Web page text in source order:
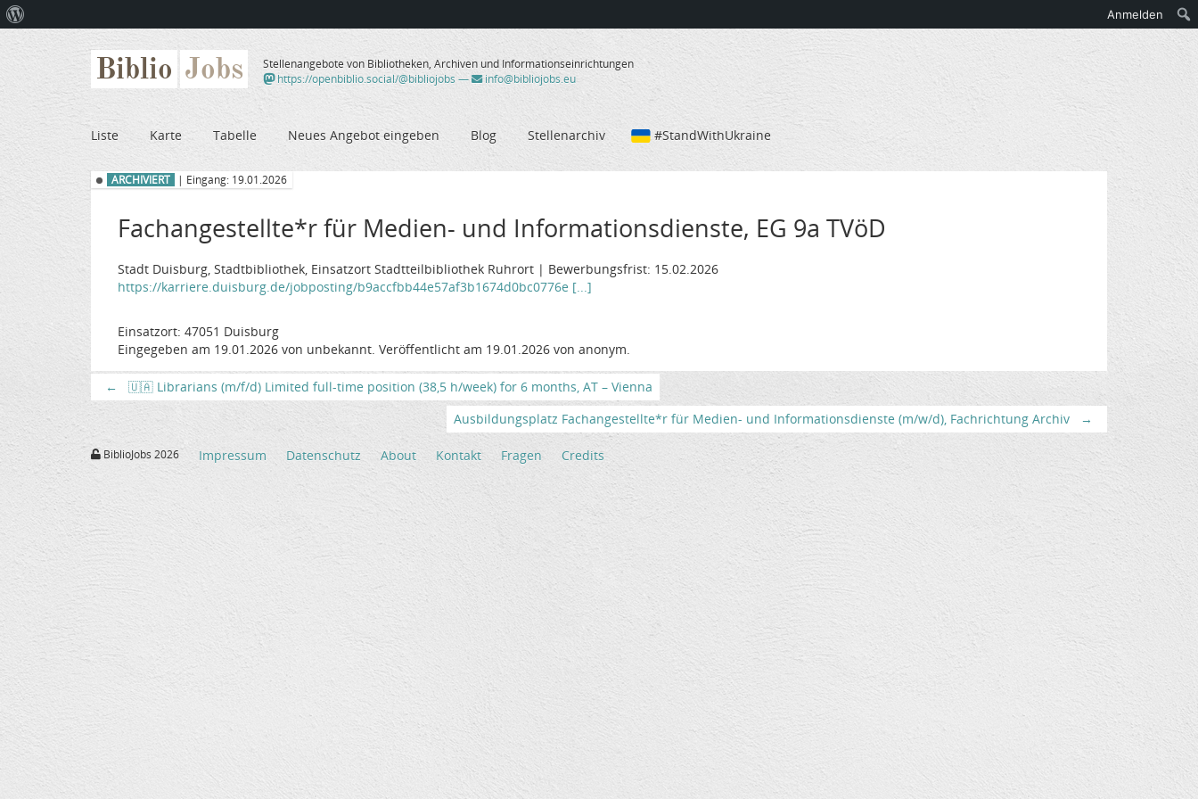
Biblio Jobs
Stellenangebote von Bibliotheken, Archiven und Informationseinrichtungen
https://openbiblio.social/@bibliojobs — info@bibliojobs.eu
Liste Karte Tabelle Neues Angebot eingeben Blog Stellenarchiv #StandWithUkraine
ARCHIVIERT | Eingang: 19.01.2026
Fachangestellte*r für Medien- und Informationsdienste, EG 9a TVöD
Stadt Duisburg, Stadtbibliothek, Einsatzort Stadtteilbibliothek Ruhrort | Bewerbungsfrist: 15.02.2026
https://karriere.duisburg.de/jobposting/b9accfbb44e57af3b1674d0bc0776e [...]
Einsatzort: 47051 Duisburg
Eingegeben am 19.01.2026 von unbekannt. Veröffentlicht am 19.01.2026 von anonym.
←
🇺🇦 Librarians (m/f/d) Limited full-time position (38,5 h/week) for 6 months, AT – Vienna
Ausbildungsplatz Fachangestellte*r für Medien- und Informationsdienste (m/w/d), Fachrichtung Archiv
→
BiblioJobs 2026 Impressum Datenschutz About Kontakt Fragen Credits
WordPress
Anmelden